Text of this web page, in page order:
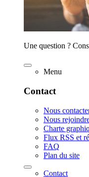
Une question ?
Menu
Contact
Nous
Nous
Charte
Flux RSS et
FAQ
Plan du site
Contact